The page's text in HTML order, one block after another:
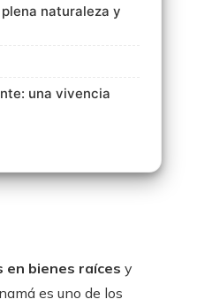
naturaleza y
una vivencia
en bienes raíces y
es uno de los